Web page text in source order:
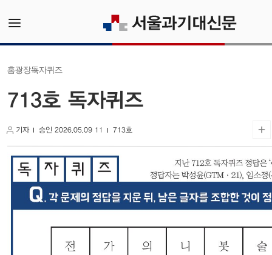
홈광장독자퀴즈
713호 독자퀴즈
기자 승인 2026.05.09 11 713호